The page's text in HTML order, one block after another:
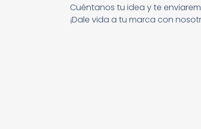
Cuéntanos tu idea y te
¡Dale vida a tu marca con